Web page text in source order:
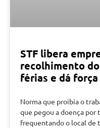
STF libera
recolhimento
férias e dá
Norma que proibia o
que pegou a doença por
frequentando o local de